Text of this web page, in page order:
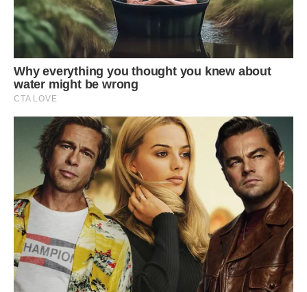
Ці слова вкололи боляче, бо в них була частина правди. Я
справді давно не працювала, присвятивши себе сім’ї. Але
саме в цей момент я відчула таку силу, якої не знала в
собі раніше. Це була лють, змішана з бажанням вижити.
Наступні дні перетворилися на справжню психологічну
на нашу ділянку, вони гучно сміялися під вікнами,
обговорювали, які дерева треба спиляти. Це був такий
вид тортур — вони намагалися викурити мене з власного
життя.